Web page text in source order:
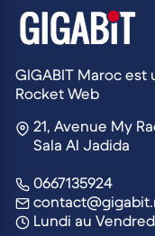
GIGABIT Maroc
Rocket Web
21, Avenue My
Sala Al Jadida
0667135924
Lundi au